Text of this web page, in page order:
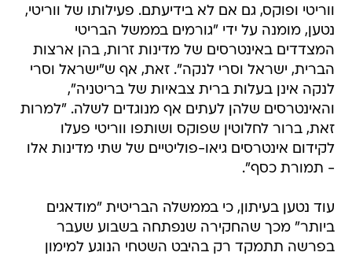
ווריטי ופוקס, גם אם לא בידיעתם. פעילותו של ווריטי,
נטען, מומנה על ידי "גורמים בממשל הבריטי
המצדדים באינטרסים של מדינות זרות, בהן ארצות
הברית, ישראל וסרי לנקה". זאת, אף ש"ישראל וסרי
לנקה אינן בעלות ברית צבאיות של בריטניה",
והאינטרסים שלהן לעתים אף מנוגדים לשלה. "למרות
זאת, ברור לחלוטין שפוקס ושותפו ווריטי פעלו
לקידום אינטרסים גיאו-פוליטיים של שתי מדינות אלו
- תמורת כסף".
עוד נטען בעיתון, כי בממשלה הבריטית "מודאגים
ביותר" מכך שהחקירה שנפתחה בשבוע שעבר
בפרשה תתמקד רק בהיבט השטחי הנוגע למימון